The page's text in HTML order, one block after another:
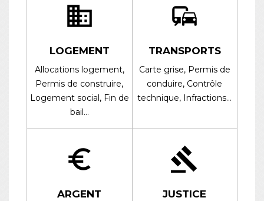
domain
LOGEMENT
Allocations logement,
Permis de construire,
Logement social, Fin de
bail…
commute
TRANSPORTS
Carte grise, Permis de
conduire, Contrôle
technique, Infractions…
euro_symbol
ARGENT
gavel
JUSTICE